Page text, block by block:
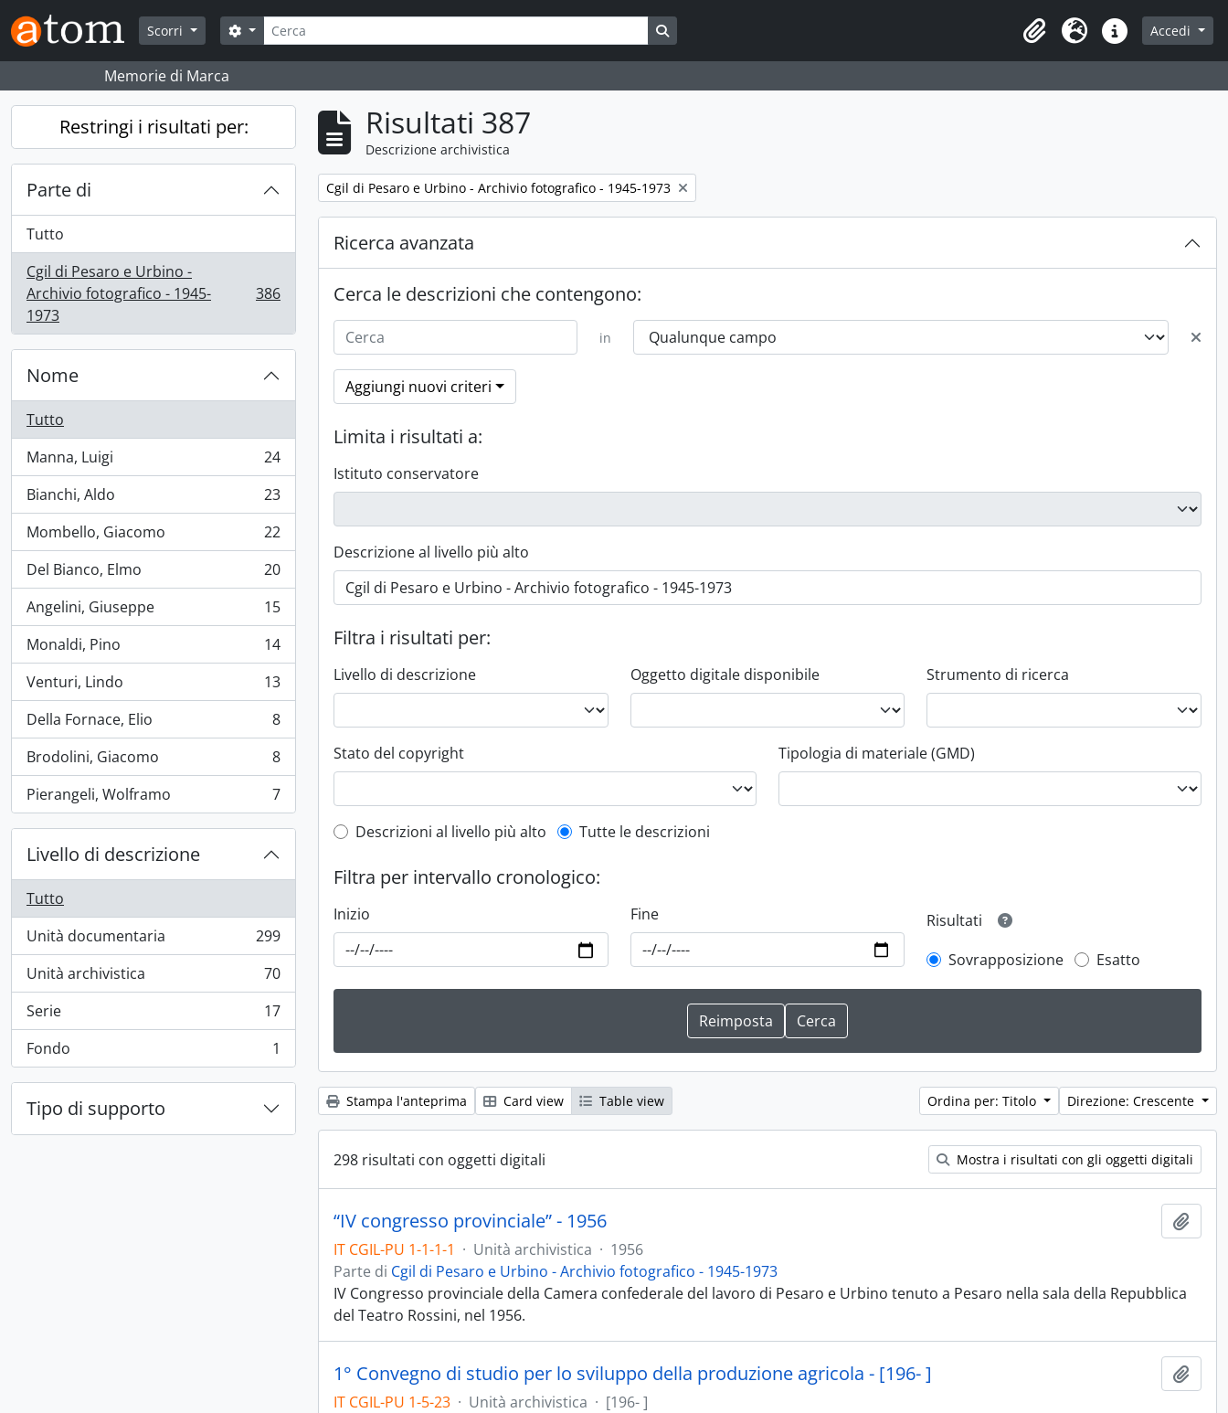
Skip to main content
Scorri
Cerca
Search options
Area di lavoro
Lingua Collegamenti veloci
Accedi
Memorie di Marca
Restringi i risultati per:
Parte di
Tutto
Cgil di Pesaro e Urbino -
Archivio fotografico - 1945-
1973
, 386 risultati 386
Nome
Tutto
Manna, Luigi
, 24 risultati
24
Bianchi, Aldo
, 23 risultati
23
Mombello, Giacomo
, 22 risultati
22
Del Bianco, Elmo
, 20 risultati
20
Angelini, Giuseppe
, 15 risultati
15
Monaldi, Pino
, 14 risultati
14
Venturi, Lindo
, 13 risultati
13
Della Fornace, Elio
, 8 risultati
8
Brodolini, Giacomo
, 8 risultati
8
Pierangeli, Wolframo
, 7 risultati 7
Livello di descrizione
Tutto
Unità documentaria
, 299 risultati
299
Unità archivistica
, 70 risultati
70
Serie
, 17 risultati
17
Fondo
, 1 risultati 1
Tipo di supporto
Risultati 387
Descrizione archivistica
Remove filter:
Cgil di Pesaro e Urbino - Archivio fotografico - 1945-1973
Ricerca avanzata
Cerca le descrizioni che contengono:
in
Aggiungi nuovi criteri
Limita i risultati a:
Istituto conservatore
Descrizione al livello più alto
Filtra i risultati per:
Livello di descrizione Oggetto digitale disponibile Strumento di ricerca
Stato del copyright Tipologia di materiale (GMD)
Top-level description filter
Descrizioni al livello più alto Tutte le descrizioni
Filtra per intervallo cronologico:
Inizio Fine
Risultati
Sovrapposizione
Esatto
Stampa l'anteprima Card view Table view Ordina per: Titolo Direzione: Crescente
298 risultati con oggetti digitali Mostra i risultati con gli oggetti digitali
“IV congresso provinciale” - 1956
IT CGIL-PU 1-1-1-1 · Unità archivistica · 1956
Parte di Cgil di Pesaro e Urbino - Archivio fotografico - 1945-1973
IV Congresso provinciale della Camera confederale del lavoro di Pesaro e Urbino tenuto a Pesaro nella sala della Repubblica
del Teatro Rossini, nel 1956.
1° Convegno di studio per lo sviluppo della produzione agricola - [196- ]
IT CGIL-PU 1-5-23 · Unità archivistica · [196- ]